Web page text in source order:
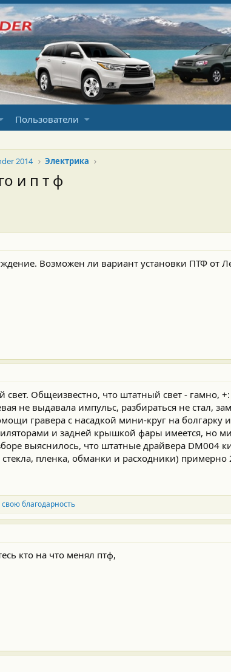
Пользователи
2014 Электрика
и п т ф
Возможен ли вариант установки ПТФ от
Общеизвестно, что штатный свет - гамно,
не выдавала импульс, разбираться не стал,
гравера с насадкой мини-круг на болгарку
и задней крышкой фары имеется, но
выяснилось, что штатные драйвера DM004
пленка, обманки и расходники) примерно
благодарность
кто на что менял птф,